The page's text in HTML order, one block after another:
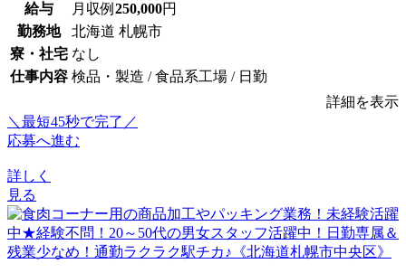
給与 月収例 250,000円
勤務地
北海道 札幌市
寮・社宅 なし
仕事内容 検品・製造 / 食品系工場 / 日勤
詳細を表示
＼最短45秒で完了／
応募へ進む
詳しく
見る